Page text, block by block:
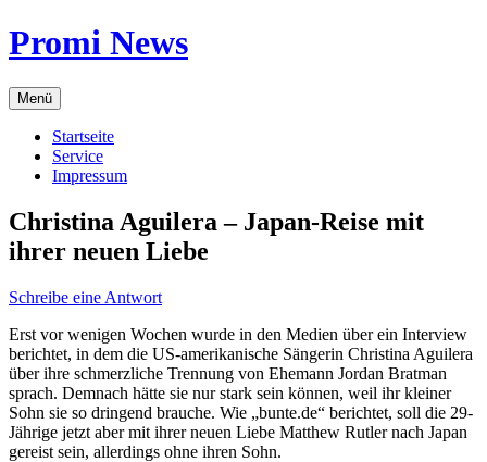
Zum
Inhalt
Promi News
Menü
Startseite
Service
Impressum
Christina Aguilera – Japan-Reise mit
ihrer neuen Liebe
Schreibe eine Antwort
Erst vor wenigen Wochen wurde in den Medien über ein Interview
berichtet, in dem die US-amerikanische Sängerin Christina Aguilera
über ihre schmerzliche Trennung von Ehemann Jordan Bratman
sprach. Demnach hätte sie nur stark sein können, weil ihr kleiner
Sohn sie so dringend brauche. Wie „bunte.de“ berichtet, soll die 29-
Jährige jetzt aber mit ihrer neuen Liebe Matthew Rutler nach Japan
gereist sein, allerdings ohne ihren Sohn.